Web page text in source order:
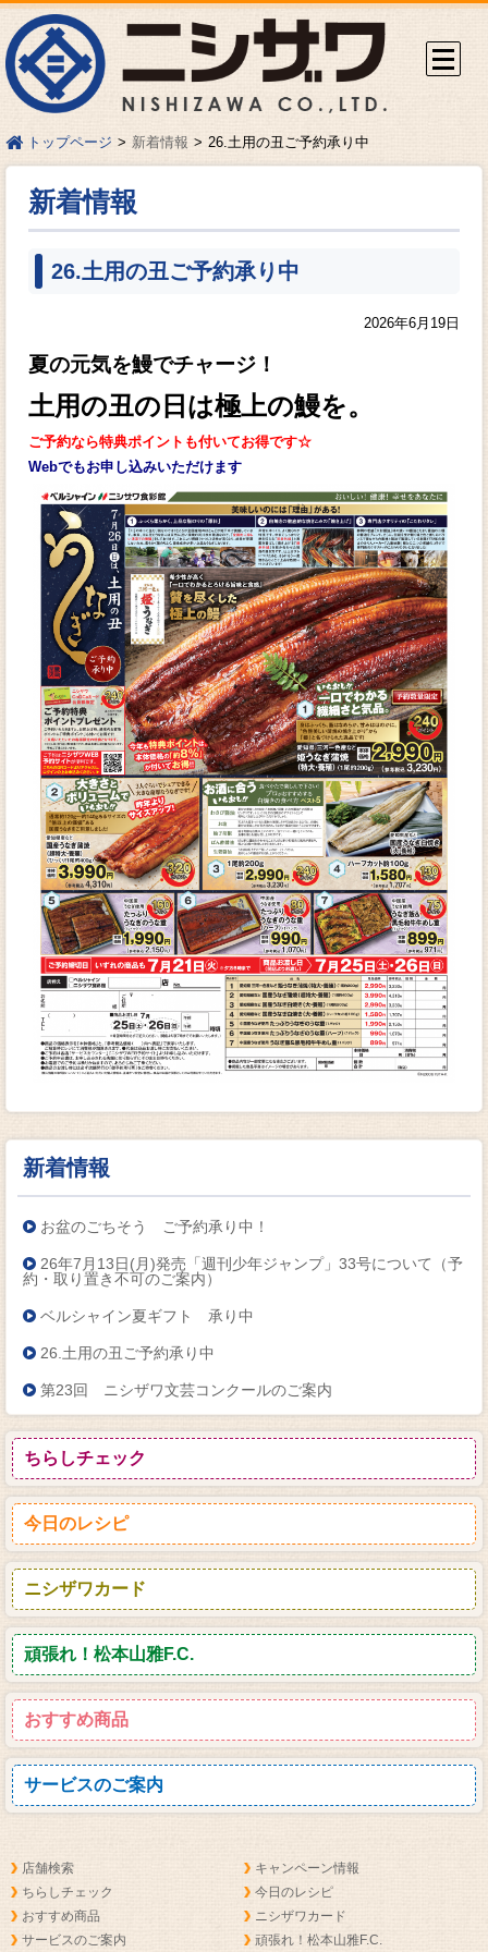
トップページ 新着情報 26.土用の丑ご予約承り中
新着情報
26.土用の丑ご予約承り中
2026年6月19日
夏の元気を鰻でチャージ！
土用の丑の日は極上の鰻を。
ご予約なら特典ポイントも付いてお得です☆
Webでもお申し込みいただけます
新着情報
お盆のごちそう ご予約承り中！
26年7月13日(月)発売「週刊少年ジャンプ」33号について（予
約・取り置き不可のご案内）
ベルシャイン夏ギフト 承り中
26.土用の丑ご予約承り中
第23回 ニシザワ文芸コンクールのご案内
ちらしチェック
今日のレシピ
ニシザワカード
頑張れ！松本山雅F.C.
おすすめ商品
サービスのご案内
店舗検索
キャンペーン情報
ちらしチェック
今日のレシピ
おすすめ商品
ニシザワカード
サービスのご案内
頑張れ！松本山雅F.C.